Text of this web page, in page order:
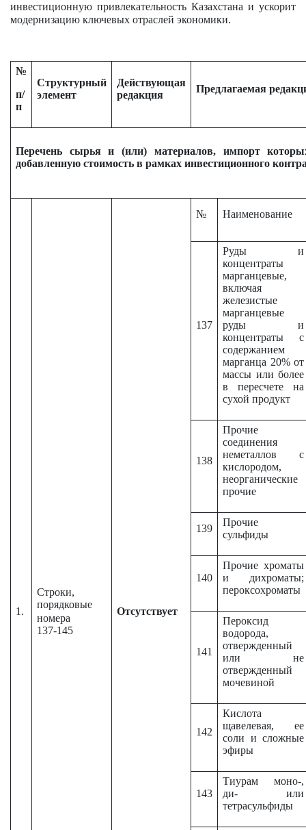
инвестиционную привлекательность Казахстана и ускорит
модернизацию ключевых отраслей экономики.
№
п/
п
Структурный
элемент
Действующая
редакция
Предлагаемая
Перечень сырья и (или) материалов, импорт
добавленную стоимость в рамках инвестиционного
1.
Строки,
порядковые
номера
137-145
Отсутствует
№ Наименование
137
Руды и
концентраты
марганцевые,
включая
железистые
марганцевые
руды и
концентраты с
содержанием
марганца 20% от
массы или более
в пересчете на
сухой продукт
138
Прочие
соединения
неметаллов с
кислородом,
неорганические
прочие
139
Прочие
сульфиды
140
Прочие хроматы
и дихроматы;
пероксохроматы
141
Пероксид
водорода,
отвержденный
или не
отвержденный
мочевиной
142
Кислота
щавелевая, ее
соли и сложные
эфиры
143
Тиурам моно-,
ди- или
тетрасульфиды